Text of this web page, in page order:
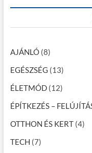
n
a
v
i
g
á
c
i
ó
AJÁNLÓ(8)
EGÉSZSÉG (13)
ÉLETMÓD(12)
ÉPÍTKEZÉS –
OTTHON ÉS KERT(4)
TECH (7)